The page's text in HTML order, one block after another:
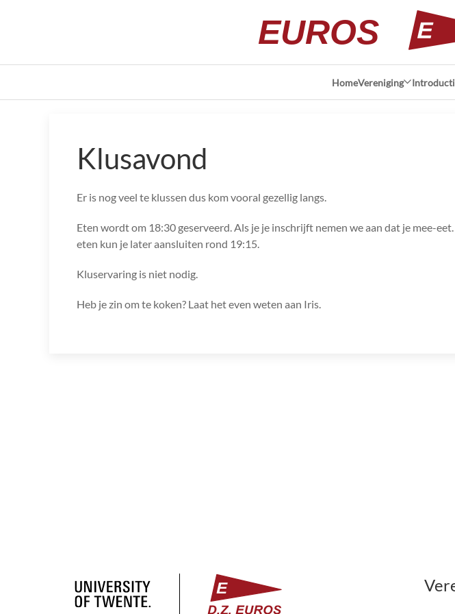
EUROS
HomeVereniging
Klusavond
Er is nog veel te klussen dus kom vooral gezellig langs.
Eten wordt om 18:30 geserveerd. Als je je inschrijft nemen we aan dat je mee-
eten kun je later aansluiten rond 19:15.
Kluservaring is niet nodig.
Heb je zin om te koken? Laat het even weten aan Iris.